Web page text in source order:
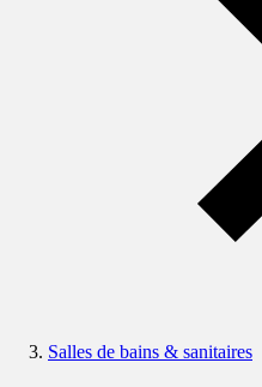
Salles de bains & sanitaires